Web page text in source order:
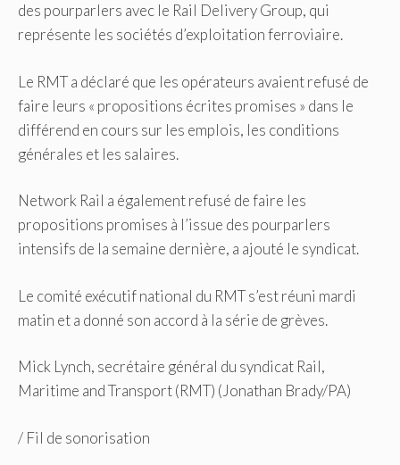
des pourparlers avec le Rail Delivery Group, qui
représente les sociétés d’exploitation ferroviaire.
Le RMT a déclaré que les opérateurs avaient refusé de
faire leurs « propositions écrites promises » dans le
différend en cours sur les emplois, les conditions
générales et les salaires.
Network Rail a également refusé de faire les
propositions promises à l’issue des pourparlers
intensifs de la semaine dernière, a ajouté le syndicat.
Le comité exécutif national du RMT s’est réuni mardi
matin et a donné son accord à la série de grèves.
Mick Lynch, secrétaire général du syndicat Rail,
Maritime and Transport (RMT) (Jonathan Brady/PA)
/ Fil de sonorisation